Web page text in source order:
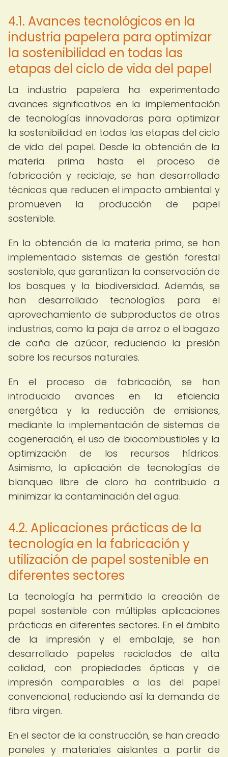
4.1. Avances tecnológicos en la
industria papelera para optimizar
la sostenibilidad en todas las
etapas del ciclo de vida del papel
La industria papelera ha experimentado
avances significativos en la implementación
de tecnologías innovadoras para optimizar
la sostenibilidad en todas las etapas del ciclo
de vida del papel. Desde la obtención de la
materia prima hasta el proceso de
fabricación y reciclaje, se han desarrollado
técnicas que reducen el impacto ambiental y
promueven la producción de papel
sostenible.
En la obtención de la materia prima, se han
implementado sistemas de gestión forestal
sostenible, que garantizan la conservación de
los bosques y la biodiversidad. Además, se
han desarrollado tecnologías para el
aprovechamiento de subproductos de otras
industrias, como la paja de arroz o el bagazo
de caña de azúcar, reduciendo la presión
sobre los recursos naturales.
En el proceso de fabricación, se han
introducido avances en la eficiencia
energética y la reducción de emisiones,
mediante la implementación de sistemas de
cogeneración, el uso de biocombustibles y la
optimización de los recursos hídricos.
Asimismo, la aplicación de tecnologías de
blanqueo libre de cloro ha contribuido a
minimizar la contaminación del agua.
4.2. Aplicaciones prácticas de la
tecnología en la fabricación y
utilización de papel sostenible en
diferentes sectores
La tecnología ha permitido la creación de
papel sostenible con múltiples aplicaciones
prácticas en diferentes sectores. En el ámbito
de la impresión y el embalaje, se han
desarrollado papeles reciclados de alta
calidad, con propiedades ópticas y de
impresión comparables a las del papel
convencional, reduciendo así la demanda de
fibra virgen.
En el sector de la construcción, se han creado
paneles y materiales aislantes a partir de